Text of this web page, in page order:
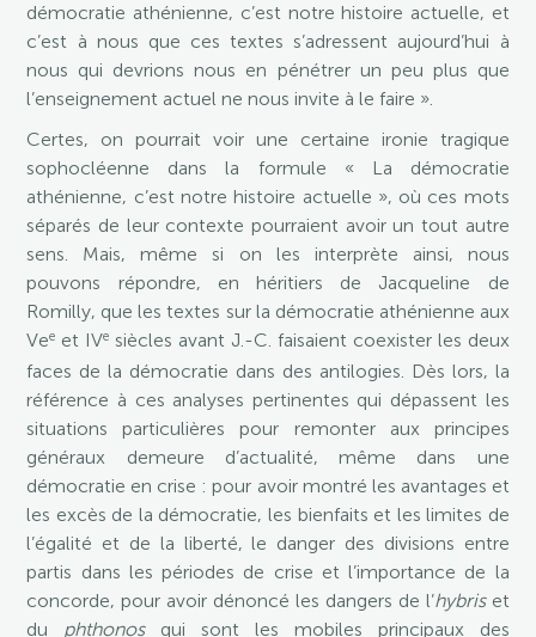
démocratie athénienne, c’est notre histoire actuelle, et
c’est à nous que ces textes s’adressent aujourd’hui à
nous qui devrions nous en pénétrer un peu plus que
l’enseignement actuel ne nous invite à le faire ».
Certes, on pourrait voir une certaine ironie tragique
sophocléenne dans la formule « La démocratie
athénienne, c’est notre histoire actuelle », où ces mots
séparés de leur contexte pourraient avoir un tout autre
sens. Mais, même si on les interprète ainsi, nous
pouvons répondre, en héritiers de Jacqueline de
Romilly, que les textes sur la démocratie athénienne aux
Vee et IVe siècles avant J.-C. faisaient coexister les deux
faces de la démocratie dans des antilogies. Dès lors, la
référence à ces analyses pertinentes qui dépassent les
situations particulières pour remonter aux principes
généraux demeure d’actualité, même dans une
démocratie en crise : pour avoir montré les avantages et
les excès de la démocratie, les bienfaits et les limites de
l’égalité et de la liberté, le danger des divisions entre
partis dans les périodes de crise et l’importance de la
concorde, pour avoir dénoncé les dangers de l’hybriset
du phthonosqui sont les mobiles principaux des